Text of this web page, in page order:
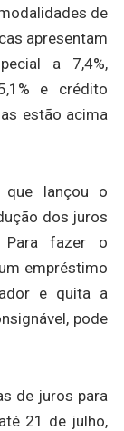
de
apresentam
a 7,4%,
e crédito
estão acima
que lançou o
dos juros
fazer o
empréstimo
e quita a
pode
de juros para
21 de julho,